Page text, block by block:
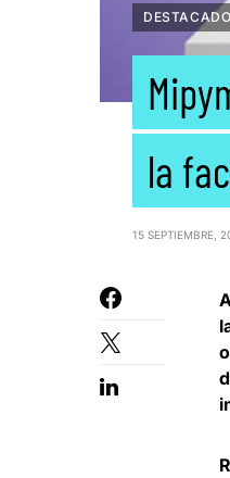
la
15 SEPTIEMBRE,